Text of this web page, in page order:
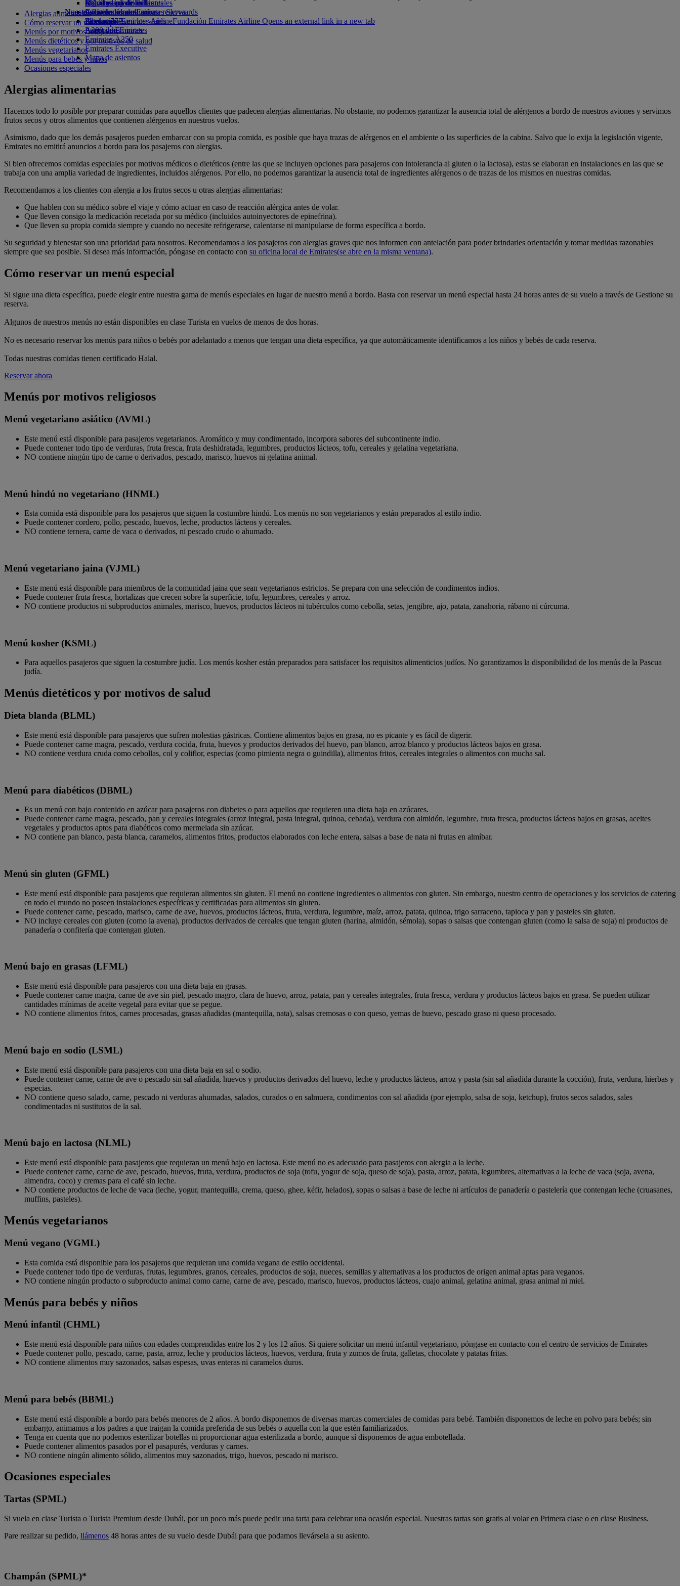
Bebidas
Nuestra flota
Boeing 777
A380 de Emirates
Emirates A350
Emirates Executive
Mapa de asientos
Juguetes infantiles
Actividades para niños
Informes medioambientales
Nuestras comunidades
Fundación Emirates AirlineFundación Emirates Airline Opens an external link in a new tab
Patrocinios
Calculadora de millas
Inicie sesión en Emirates Skywards
Skywards+
Móvil y app de Emirates
Cancelar o cambiar una reserva
Alteraciones en los viajes
Acerca de Emirates
Alergias alimentarias
Cómo reservar un menú especial
Menús por motivos religiosos
Menús dietéticos y por motivos de salud
Menús vegetarianos
Menús para bebés y niños
Ocasiones especiales
Alergias alimentarias
Hacemos todo lo posible por preparar comidas para aquellos clientes que padecen alergias alimentarias. No obstante, no podemos garantizar la ausencia total de alérgenos a bordo de nuestros aviones y servimos
frutos secos y otros alimentos que contienen alérgenos en nuestros vuelos.
Asimismo, dado que los demás pasajeros pueden embarcar con su propia comida, es posible que haya trazas de alérgenos en el ambiente o las superficies de la cabina. Salvo que lo exija la legislación vigente,
Emirates no emitirá anuncios a bordo para los pasajeros con alergias.
Si bien ofrecemos comidas especiales por motivos médicos o dietéticos (entre las que se incluyen opciones para pasajeros con intolerancia al gluten o la lactosa), estas se elaboran en instalaciones en las que se
trabaja con una amplia variedad de ingredientes, incluidos alérgenos. Por ello, no podemos garantizar la ausencia total de ingredientes alérgenos o de trazas de los mismos en nuestras comidas.
Recomendamos a los clientes con alergia a los frutos secos u otras alergias alimentarias:
Que hablen con su médico sobre el viaje y cómo actuar en caso de reacción alérgica antes de volar.
Que lleven consigo la medicación recetada por su médico (incluidos autoinyectores de epinefrina).
Que lleven su propia comida siempre y cuando no necesite refrigerarse, calentarse ni manipularse de forma específica a bordo.
Su seguridad y bienestar son una prioridad para nosotros. Recomendamos a los pasajeros con alergias graves que nos informen con antelación para poder brindarles orientación y tomar medidas razonables
siempre que sea posible. Si desea más información, póngase en contacto con su oficina local de Emirates(se abre en la misma ventana).
Cómo reservar un menú especial
Si sigue una dieta específica, puede elegir entre nuestra gama de menús especiales en lugar de nuestro menú a bordo. Basta con reservar un menú especial hasta 24 horas antes de su vuelo a través de Gestione su
reserva.
Algunos de nuestros menús no están disponibles en clase Turista en vuelos de menos de dos horas.
No es necesario reservar los menús para niños o bebés por adelantado a menos que tengan una dieta específica, ya que automáticamente identificamos a los niños y bebés de cada reserva.
Todas nuestras comidas tienen certificado Halal.
Reservar ahora
Menús por motivos religiosos
Menú vegetariano asiático (AVML)
Este menú está disponible para pasajeros vegetarianos. Aromático y muy condimentado, incorpora sabores del subcontinente indio.
Puede contener todo tipo de verduras, fruta fresca, fruta deshidratada, legumbres, productos lácteos, tofu, cereales y gelatina vegetariana.
NO contiene ningún tipo de carne o derivados, pescado, marisco, huevos ni gelatina animal.
Menú hindú no vegetariano (HNML)
Esta comida está disponible para los pasajeros que siguen la costumbre hindú. Los menús no son vegetarianos y están preparados al estilo indio.
Puede contener cordero, pollo, pescado, huevos, leche, productos lácteos y cereales.
NO contiene ternera, carne de vaca o derivados, ni pescado crudo o ahumado.
Menú vegetariano jaina (VJML)
Este menú está disponible para miembros de la comunidad jaina que sean vegetarianos estrictos. Se prepara con una selección de condimentos indios.
Puede contener fruta fresca, hortalizas que crecen sobre la superficie, tofu, legumbres, cereales y arroz.
NO contiene productos ni subproductos animales, marisco, huevos, productos lácteos ni tubérculos como cebolla, setas, jengibre, ajo, patata, zanahoria, rábano ni cúrcuma.
Menú kosher (KSML)
Para aquellos pasajeros que siguen la costumbre judía. Los menús kosher están preparados para satisfacer los requisitos alimenticios judíos. No garantizamos la disponibilidad de los menús de la Pascua
judía.
Menús dietéticos y por motivos de salud
Dieta blanda (BLML)
Este menú está disponible para pasajeros que sufren molestias gástricas. Contiene alimentos bajos en grasa, no es picante y es fácil de digerir.
Puede contener carne magra, pescado, verdura cocida, fruta, huevos y productos derivados del huevo, pan blanco, arroz blanco y productos lácteos bajos en grasa.
NO contiene verdura cruda como cebollas, col y coliflor, especias (como pimienta negra o guindilla), alimentos fritos, cereales integrales o alimentos con mucha sal.
Menú para diabéticos (DBML)
Es un menú con bajo contenido en azúcar para pasajeros con diabetes o para aquellos que requieren una dieta baja en azúcares.
Puede contener carne magra, pescado, pan y cereales integrales (arroz integral, pasta integral, quinoa, cebada), verdura con almidón, legumbre, fruta fresca, productos lácteos bajos en grasas, aceites
vegetales y productos aptos para diabéticos como mermelada sin azúcar.
NO contiene pan blanco, pasta blanca, caramelos, alimentos fritos, productos elaborados con leche entera, salsas a base de nata ni frutas en almíbar.
Menú sin gluten (GFML)
Este menú está disponible para pasajeros que requieran alimentos sin gluten. El menú no contiene ingredientes o alimentos con gluten. Sin embargo, nuestro centro de operaciones y los servicios de catering
en todo el mundo no poseen instalaciones específicas y certificadas para alimentos sin gluten.
Puede contener carne, pescado, marisco, carne de ave, huevos, productos lácteos, fruta, verdura, legumbre, maíz, arroz, patata, quinoa, trigo sarraceno, tapioca y pan y pasteles sin gluten.
NO incluye cereales con gluten (como la avena), productos derivados de cereales que tengan gluten (harina, almidón, sémola), sopas o salsas que contengan gluten (como la salsa de soja) ni productos de
panadería o confitería que contengan gluten.
Menú bajo en grasas (LFML)
Este menú está disponible para pasajeros con una dieta baja en grasas.
Puede contener carne magra, carne de ave sin piel, pescado magro, clara de huevo, arroz, patata, pan y cereales integrales, fruta fresca, verdura y productos lácteos bajos en grasa. Se pueden utilizar
cantidades mínimas de aceite vegetal para evitar que se pegue.
NO contiene alimentos fritos, carnes procesadas, grasas añadidas (mantequilla, nata), salsas cremosas o con queso, yemas de huevo, pescado graso ni queso procesado.
Menú bajo en sodio (LSML)
Este menú está disponible para pasajeros con una dieta baja en sal o sodio.
Puede contener carne, carne de ave o pescado sin sal añadida, huevos y productos derivados del huevo, leche y productos lácteos, arroz y pasta (sin sal añadida durante la cocción), fruta, verdura, hierbas y
especias.
NO contiene queso salado, carne, pescado ni verduras ahumadas, salados, curados o en salmuera, condimentos con sal añadida (por ejemplo, salsa de soja, ketchup), frutos secos salados, sales
condimentadas ni sustitutos de la sal.
Menú bajo en lactosa (NLML)
Este menú está disponible para pasajeros que requieran un menú bajo en lactosa. Este menú no es adecuado para pasajeros con alergia a la leche.
Puede contener carne, carne de ave, pescado, huevos, fruta, verdura, productos de soja (tofu, yogur de soja, queso de soja), pasta, arroz, patata, legumbres, alternativas a la leche de vaca (soja, avena,
almendra, coco) y cremas para el café sin leche.
NO contiene productos de leche de vaca (leche, yogur, mantequilla, crema, queso, ghee, kéfir, helados), sopas o salsas a base de leche ni artículos de panadería o pastelería que contengan leche (cruasanes,
muffins, pasteles).
Menús vegetarianos
Menú vegano (VGML)
Esta comida está disponible para los pasajeros que requieran una comida vegana de estilo occidental.
Puede contener todo tipo de verduras, frutas, legumbres, granos, cereales, productos de soja, nueces, semillas y alternativas a los productos de origen animal aptas para veganos.
NO contiene ningún producto o subproducto animal como carne, carne de ave, pescado, marisco, huevos, productos lácteos, cuajo animal, gelatina animal, grasa animal ni miel.
Menús para bebés y niños
Menú infantil (CHML)
Este menú está disponible para niños con edades comprendidas entre los 2 y los 12 años. Si quiere solicitar un menú infantil vegetariano, póngase en contacto con el centro de servicios de Emirates
Puede contener pollo, pescado, carne, pasta, arroz, leche y productos lácteos, huevos, verdura, fruta y zumos de fruta, galletas, chocolate y patatas fritas.
NO contiene alimentos muy sazonados, salsas espesas, uvas enteras ni caramelos duros.
Menú para bebés (BBML)
Este menú está disponible a bordo para bebés menores de 2 años. A bordo disponemos de diversas marcas comerciales de comidas para bebé. También disponemos de leche en polvo para bebés; sin
embargo, animamos a los padres a que traigan la comida preferida de sus bebés o aquella con la que estén familiarizados.
Tenga en cuenta que no podemos esterilizar botellas ni proporcionar agua esterilizada a bordo, aunque sí disponemos de agua embotellada.
Puede contener alimentos pasados por el pasapurés, verduras y carnes.
NO contiene ningún alimento sólido, alimentos muy sazonados, trigo, huevos, pescado ni marisco.
Ocasiones especiales
Tartas (SPML)
Si vuela en clase Turista o Turista Premium desde Dubái, por un poco más puede pedir una tarta para celebrar una ocasión especial. Nuestras tartas son gratis al volar en Primera clase o en clase Business.
Pare realizar su pedido, llámenos 48 horas antes de su vuelo desde Dubái para que podamos llevársela a su asiento.
Champán (SPML)*